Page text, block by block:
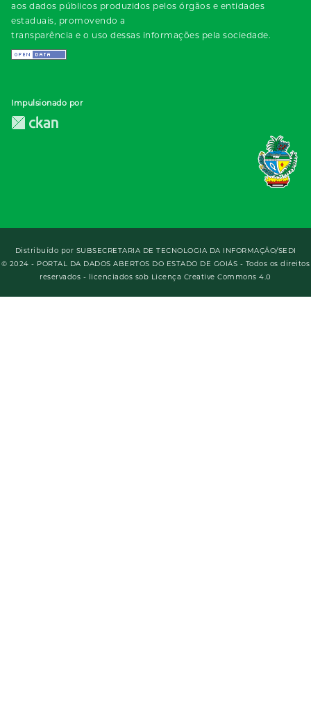
aos dados públicos produzidos pelos órgãos e entidades
estaduais, promovendo a
transparência e o uso dessas informações pela sociedade.
Impulsionado por
Distribuído por SUBSECRETARIA DE TECNOLOGIA DA INFORMAÇÃO/SEDI
© 2024 - PORTAL DA DADOS ABERTOS DO ESTADO DE GOIÁS - Todos os direitos
reservados - licenciados sob Licença Creative Commons 4.0